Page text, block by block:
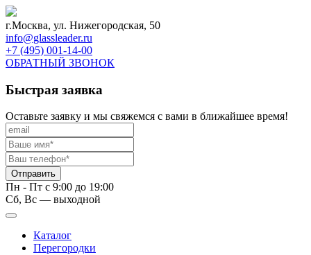
г.Москва, ул. Нижегородская, 50
info@glassleader.ru
+7 (495) 001-14-00
ОБРАТНЫЙ ЗВОНОК
Быстрая заявка
Оставьте заявку и мы свяжемся с вами в ближайшее время!
Отправить
Пн - Пт с 9:00 до 19:00
Сб, Вс — выходной
Каталог
Перегородки